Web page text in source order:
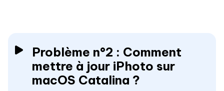
Problème n°2 : Comment
mettre à jour iPhoto sur
macOS Catalina ?